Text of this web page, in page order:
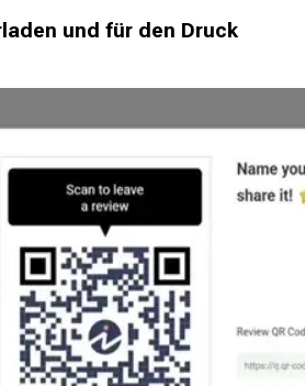
und für den Druck